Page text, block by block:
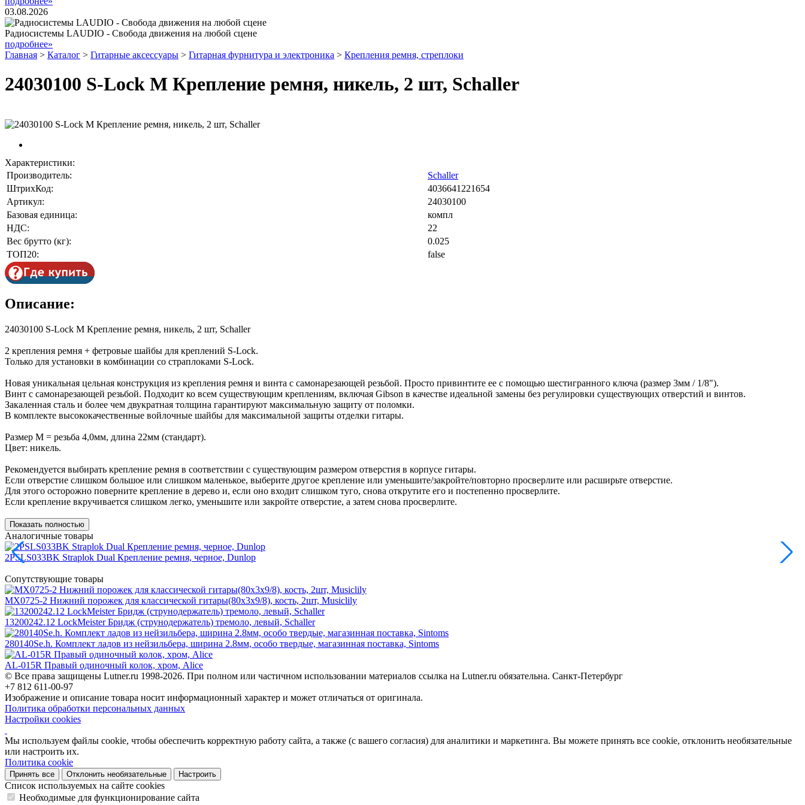
03.08.2026
Радиосистемы LAUDIO - Свобода движения на любой сцене
подробнее»
Главная > Каталог > Гитарные аксессуары > Гитарная фурнитура и электроника > Крепления ремня, стреплоки
24030100 S-Lock M Крепление ремня, никель, 2 шт, Schaller
Характеристики:
Производитель:
Schaller
ШтрихКод:
4036641221654
Артикул:
24030100
Базовая единица:
компл
НДС:
22
Вес брутто (кг):
0.025
ТОП20:
false
Описание:
24030100 S-Lock M Крепление ремня, никель, 2 шт, Schaller
2 крепления ремня + фетровые шайбы для креплений S-Lock.
Только для установки в комбинации со страплоками S-Lock.
Новая уникальная цельная конструкция из крепления ремня и винта с самонарезающей резьбой. Просто привинтите ее с помощью шестигранного ключа (размер 3мм / 1/8").
Винт с самонарезающей резьбой. Подходит ко всем существующим креплениям, включая Gibson в качестве идеальной замены без регулировки существующих отверстий и винтов.
Закаленная сталь и более чем двукратная толщина гарантируют максимальную защиту от поломки.
В комплекте высококачественные войлочные шайбы для максимальной защиты отделки гитары.
Размер М = резьба 4,0мм, длина 22мм (стандарт).
Цвет: никель.
Рекомендуется выбирать крепление ремня в соответствии с существующим размером отверстия в корпусе гитары.
Если отверстие слишком большое или слишком маленькое, выберите другое крепление или уменьшите/закройте/повторно просверлите или расширьте отверстие.
Для этого осторожно поверните крепление в дерево и, если оно входит слишком туго, снова открутите его и постепенно просверлите.
Если крепление вкручивается слишком легко, уменьшите или закройте отверстие, а затем снова просверлите.
Показать полностью
Аналогичные товары
2PSLS033BK Straplok Dual Крепление ремня, черное, Dunlop
Сопутствующие товары
MX0725-2 Нижний порожек для классической гитары(80х3х9/8), кость, 2шт, Musiclily
13200242.12 LockMeister Бридж (струнодержатель) тремоло, левый, Schaller
280140Se.h. Комплект ладов из нейзильбера, ширина 2.8мм, особо твердые, магазинная поставка, Sintoms
AL-015R Правый одиночный колок, хром, Alice
© Все права защищены Lutner.ru 1998-2026. При полном или частичном использовании материалов ссылка на Lutner.ru обязательна. Санкт-Петербург
+7 812 611-00-97
Изображение и описание товара носит информационный характер и может отличаться от оригинала.
Политика обработки персональных данных
Настройки cookies
Мы используем файлы cookie, чтобы обеспечить корректную работу сайта, а также (с вашего согласия) для аналитики и маркетинга. Вы можете принять все cookie, отклонить необязательные
или настроить их.
Политика cookie
Принять все Отклонить необязательные Настроить
Список используемых на сайте cookies
Необходимые для функционирование сайта